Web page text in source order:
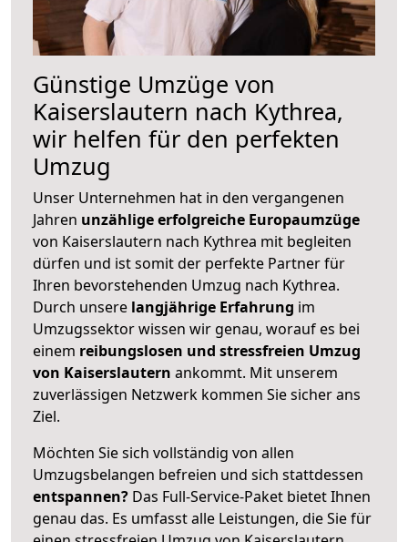
Günstige Umzüge von
Kaiserslautern nach Kythrea,
wir helfen für den perfekten
Umzug
Unser Unternehmen hat in den vergangenen
Jahren unzählige erfolgreiche Europaumzüge
von Kaiserslautern nach Kythrea mit begleiten
dürfen und ist somit der perfekte Partner für
Ihren bevorstehenden Umzug nach Kythrea.
Durch unsere langjährige Erfahrung im
Umzugssektor wissen wir genau, worauf es bei
einem reibungslosen und stressfreien Umzug
von Kaiserslautern ankommt. Mit unserem
zuverlässigen Netzwerk kommen Sie sicher ans
Ziel.
Möchten Sie sich vollständig von allen
Umzugsbelangen befreien und sich stattdessen
entspannen? Das Full-Service-Paket bietet Ihnen
genau das. Es umfasst alle Leistungen, die Sie für